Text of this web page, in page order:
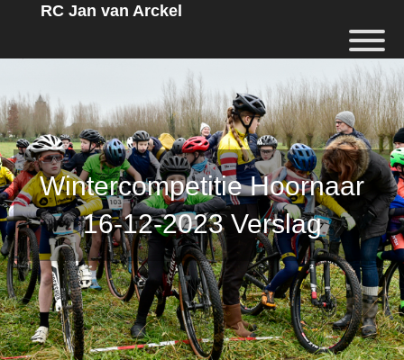
RC Jan van Arckel
Wintercompetitie Hoornaar
16-12-2023 Verslag